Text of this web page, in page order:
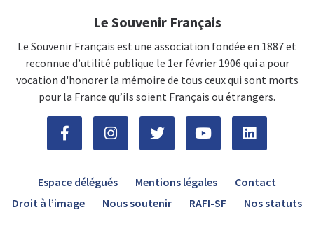
Le Souvenir Français
Le Souvenir Français est une association fondée en 1887 et
reconnue d’utilité publique le 1er février 1906 qui a pour
vocation d'honorer la mémoire de tous ceux qui sont morts
pour la France qu’ils soient Français ou étrangers.
Espace délégués Mentions légales
Contact
Droit à l’image
Nous soutenir RAFI-SF Nos statuts